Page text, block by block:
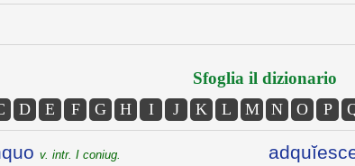
Sfoglia il dizionario
D E F G H I J K L M N O P
v. intr. I coniug.